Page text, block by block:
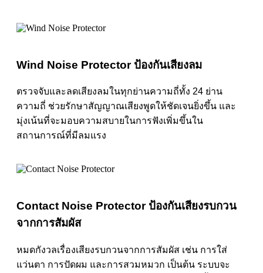
Wind Noise Protector ป้องกันเสียงลม
ตรวจจับและลดเสียงลมในทุกย่านความถี่ทั้ง 24 ย่าน
ความถี่ ช่วยรักษาสัญญาณเสียงพูดให้ชัดเจนยิ่งขึ้น และ
มุ่งเน้นที่จะมอบความสบายในการฟังเพิ่มขึ้นใน
สถานการณ์ที่มีลมแรง
Contact Noise Protector ป้องกันเสียงรบกวน
จากการสัมผัส
หมดกังวลเรื่องเสียงรบกวนจากการสัมผัส เช่น การใส่
แว่นตา การปัดผม และการสวมหมวก เป็นต้น ระบบจะ